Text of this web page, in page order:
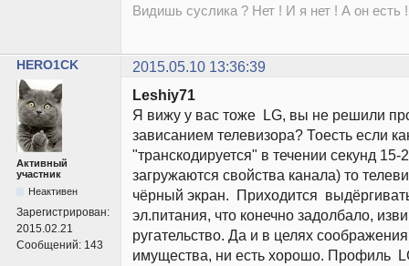
Видишь суслика ? Нет ! И я нет ! А он есть
HERO1CK 2015.05.10 13:36:39
Активный
участник
Неактивен
Зарегистрирован:
2015.02.21
Сообщений: 143
Leshiy71
Я вижу у вас тоже LG, вы не решили
зависанием телевизора? Тоесть если
"транскодируется" в течении секунд
загружаются свойства канала) то
чёрный экран. Приходится
эл.питания, что конечно задолбало,
ругательство. Да и в целях
имущества, ни есть хорошо. Профиль